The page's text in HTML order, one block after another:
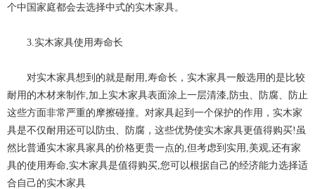
个中国家庭都会去选择中式的实木家具。
3.实木家具使用寿命长
对实木家具想到的就是耐用,寿命长，实木家具一般选用的是比较
耐用的木材来制作,加上实木家具表面涂上一层清漆,防虫、防腐、防止
这些方面非常严重的摩擦碰撞。对家具起到一个保护的作用，实木家
具是不仅耐用还可以防虫、防腐，这些优势使实木家具更值得购买!虽
然比普通实木家具家具的价格更贵一点的,但考虑到实用,美观,还有家
具的使用寿命,实木家具是值得购买,您可以根据自己的经济能力选择适
合自己的实木家具